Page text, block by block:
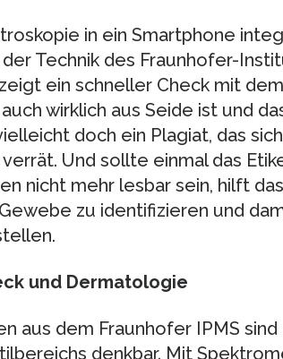
in ein Smartphone
Technik des Fraunhofer-
ein schneller Check mit
wirklich aus Seide ist und
doch ein Plagiat, das
Und sollte einmal das
nicht mehr lesbar sein, hilft
zu identifizieren und
und Dermatologie
aus dem Fraunhofer IPMS
denkbar. Mit